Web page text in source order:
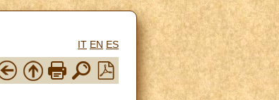
IT EN ES